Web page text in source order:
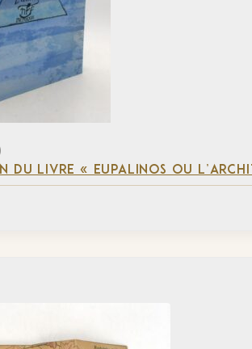
DU LIVRE « EUPALINOS OU